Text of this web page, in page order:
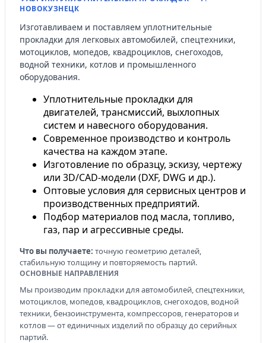
НОВОКУЗНЕЦК
Изготавливаем и поставляем уплотнительные
прокладки для легковых автомобилей, спецтехники,
мотоциклов, мопедов, квадроциклов, снегоходов,
водной техники, котлов и промышленного
оборудования.
Уплотнительные прокладки для
двигателей, трансмиссий, выхлопных
систем и навесного оборудования.
Современное производство и контроль
качества на каждом этапе.
Изготовление по образцу, эскизу, чертежу
или 3D/CAD-модели (DXF, DWG и др.).
Оптовые условия для сервисных центров и
производственных предприятий.
Подбор материалов под масла, топливо,
газ, пар и агрессивные среды.
Что вы получаете: точную геометрию деталей,
стабильную толщину и повторяемость партий.
ОСНОВНЫЕ НАПРАВЛЕНИЯ
Мы производим прокладки для автомобилей, спецтехники,
мотоциклов, мопедов, квадроциклов, снегоходов, водной
техники, бензоинструмента, компрессоров, генераторов и
котлов — от единичных изделий по образцу до серийных
партий.